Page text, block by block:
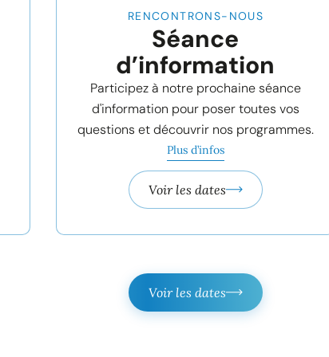
RENCONTRONS-NOUS
Séance
d’information
Participez à notre prochaine séance
d'information pour poser toutes vos
questions et découvrir nos programmes.
Plus d’infos
Voir les dates
Voir les dates